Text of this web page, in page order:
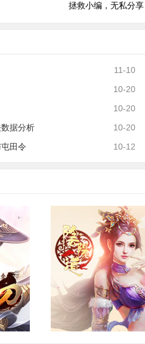
拯救小编，无私分享
11-10
10-20
10-20
10-20
据分析
10-12
田令